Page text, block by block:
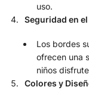
uso.
Seguridad en
Los bordes
ofrecen una
niños
Colores y